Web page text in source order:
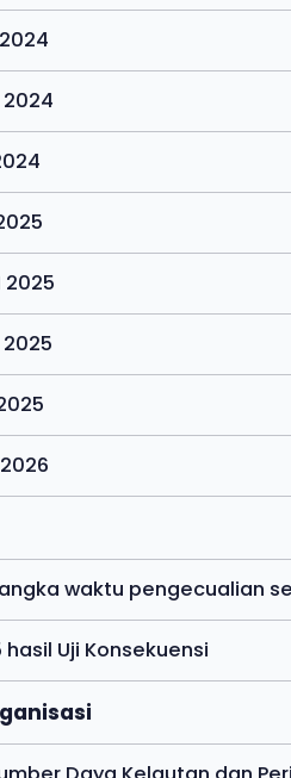
2024
2025
2025
waktu pengecualian
Uji Konsekuensi